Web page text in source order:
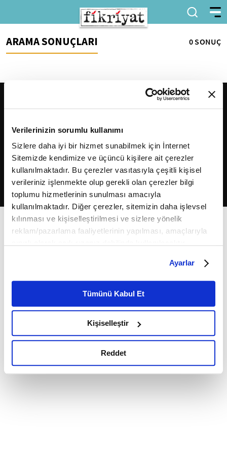
Verilerinizin sorumlu kullanımı
Sizlere daha iyi bir hizmet sunabilmek için İnternet
Sitemizde kendimize ve üçüncü kişilere ait çerezler
kullanılmaktadır. Bu çerezler vasıtasıyla çeşitli kişisel
verileriniz işlenmekte olup gerekli olan çerezler bilgi
toplumu hizmetlerinin sunulması amacıyla
kullanılmaktadır. Diğer çerezler, sitemizin daha işlevsel
kılınması ve kişiselleştirilmesi ve sizlere yönelik
reklam/pazarlama faaliyetlerinin yapılması, amaçlarıyla
belirleyebilirsiniz. Çerezlere ilişkin detaylı bilgi için
Ayarlar butonuna tıklayabilir,Çerez Bilgilendirme
Metnimizi ziyaret edebilirsiniz.
6698 sayılı Kişisel Verilerin Korunması Kanunu uyarınca
okumak ve sitemizi ziyaretiniz kapsamında
gerçekleştirilen veri işleme faaliyetleri ile ilgili daha
detaylı bilgi almak için lütfentıklayınız.
Ayarlar
Tümünü Kabul Et
Kişiselleştir
Reddet
ARAMA SONUÇLARI 0 SONUÇ
2026Fikriyat. Tüm hakları saklıdır.